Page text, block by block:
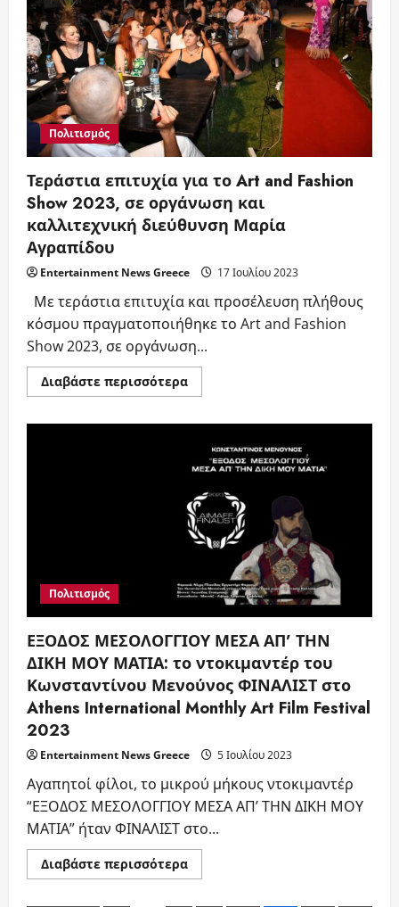
Τετάρτη
11
Οκτώβρη
και
κάθε
Τετάρτη
για
περιορισμένο
αριθμό
παραστάσεων
στο
θέατρο
Faust
Πολιτισμός
Τεράστια επιτυχία για το Art and Fashion
Show 2023, σε οργάνωση και
καλλιτεχνική διεύθυνση Μαρία
Αγραπίδου
Entertainment News Greece 17 Ιουλίου 2023
Με τεράστια επιτυχία και προσέλευση πλήθους
κόσμου πραγματοποιήθηκε το Art and Fashion
Show 2023, σε οργάνωση...
Διαβάστε περισσότεραRead
more
Art
Fashion
Show
2023,
σε
οργάνωση
καλλιτεχνική
διεύθυνση
Μαρία
Αγραπίδου
Πολιτισμός
ΕΞΟΔΟΣ ΜΕΣΟΛΟΓΓΙΟΥ ΜΕΣΑ ΑΠ’ ΤΗΝ
ΔΙΚΗ ΜΟΥ ΜΑΤΙΑ: το ντοκιμαντέρ του
Κωνσταντίνου Μενούνος ΦΙΝΑΛΙΣΤ στο
Athens International Monthly Art Film Festival
2023
Entertainment News Greece 5 Ιουλίου 2023
Αγαπητοί φίλοι, το μικρού μήκους ντοκιμαντέρ
“ΕΞΟΔΟΣ ΜΕΣΟΛΟΓΓΙΟΥ ΜΕΣΑ ΑΠ’ ΤΗΝ ΔΙΚΗ ΜΟΥ
ΜΑΤΙΑ” ήταν ΦΙΝΑΛΙΣΤ στο...
Διαβάστε περισσότεραRead
more